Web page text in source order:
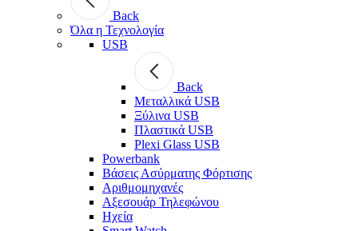
Back
Όλα η Τεχνολογία
USB
Back
Μεταλλικά USB
Ξύλινα USB
Πλαστικά USB
Plexi Glass USB
Powerbank
Βάσεις Ασύρματης Φόρτισης
Αριθμομηχανές
Αξεσουάρ Τηλεφώνου
Ηχεία